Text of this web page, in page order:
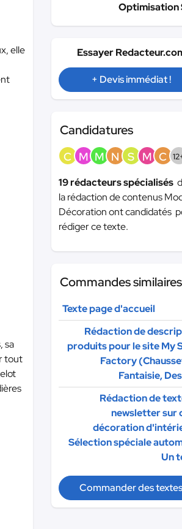
elle
sa
tout
Optimisation
Essayer
+ Devis immédiat !
Candidatures
C M M N S M C
19 rédacteurs spécialisés
la rédaction de contenus
Décoration ont candidatés
rédiger ce texte.
Commandes similaires
Texte page d'accueil
Rédaction de
produits pour le site My
Factory
Fantaisie,
Rédaction de
newsletter sur
décoration
Sélection spéciale
Un
Commander des textes